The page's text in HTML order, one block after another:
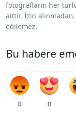
fotoğrafların her
aittir. İzin
edilemez.
Bu habere